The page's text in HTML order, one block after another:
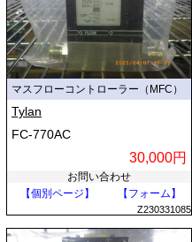
マスフローコントローラー（MFC）
Tylan
FC-770AC
30,000円
お問い合わせ
【個別ページ】
【フォーム】
Z230331085